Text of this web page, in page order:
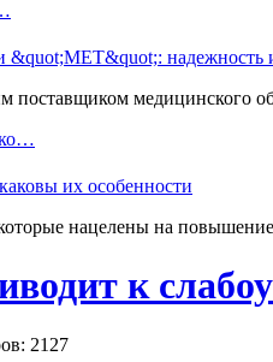
медицинского
нацелены на
к
2127